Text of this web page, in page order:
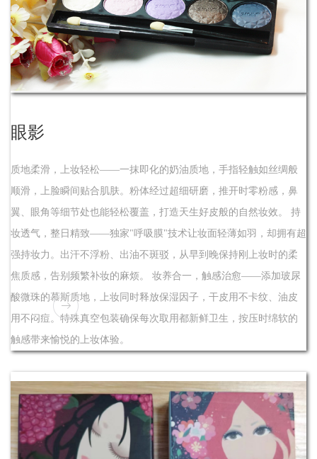
眼影
质地柔滑，上妆轻松——一抹即化的奶油质地，手指轻触如丝绸般
顺滑，上脸瞬间贴合肌肤。粉体经过超细研磨，推开时零粉感，鼻
翼、眼角等细节处也能轻松覆盖，打造天生好皮般的自然妆效。 持
妆透气，整日精致——独家"呼吸膜"技术让妆面轻薄如羽，却拥有超
强持妆力。出汗不浮粉、出油不斑驳，从早到晚保持刚上妆时的柔
焦质感，告别频繁补妆的麻烦。 妆养合一，触感治愈——添加玻尿
酸微珠的慕斯质地，上妆同时释放保湿因子，干皮用不卡纹、油皮
用不闷痘。特殊真空包装确保每次取用都新鲜卫生，按压时绵软的
触感带来愉悦的上妆体验。